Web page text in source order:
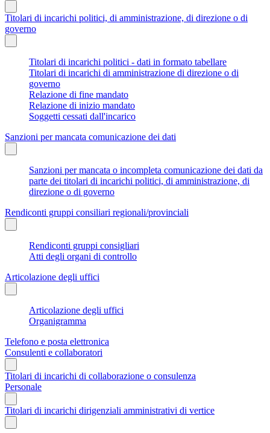
Titolari di incarichi politici, di amministrazione, di direzione o di
governo
Titolari di incarichi politici - dati in formato tabellare
Titolari di incarichi di amministrazione di direzione o di
governo
Relazione di fine mandato
Relazione di inizio mandato
Soggetti cessati dall'incarico
Sanzioni per mancata comunicazione dei dati
Sanzioni per mancata o incompleta comunicazione dei dati da
parte dei titolari di incarichi politici, di amministrazione, di
direzione o di governo
Rendiconti gruppi consiliari regionali/provinciali
Rendiconti gruppi consigliari
Atti degli organi di controllo
Articolazione degli uffici
Articolazione degli uffici
Organigramma
Telefono e posta elettronica
Consulenti e collaboratori
Titolari di incarichi di collaborazione o consulenza
Personale
Titolari di incarichi dirigenziali amministrativi di vertice